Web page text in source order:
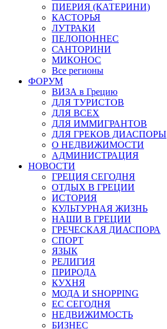
ПИЕРИЯ (КАТЕРИНИ)
КАСТОРЬЯ
ЛУТРАКИ
ПЕЛОПОННЕС
САНТОРИНИ
МИКОНОС
Все регионы
ФОРУМ
ВИЗА в Грецию
ДЛЯ ТУРИСТОВ
ДЛЯ ВСЕХ
ДЛЯ ИММИГРАНТОВ
ДЛЯ ГРЕКОВ ДИАСПОРЫ
О НЕДВИЖИМОСТИ
АДМИНИСТРАЦИЯ
НОВОСТИ
ГРЕЦИЯ СЕГОДНЯ
ОТДЫХ В ГРЕЦИИ
ИСТОРИЯ
КУЛЬТУРНАЯ ЖИЗНЬ
НАШИ В ГРЕЦИИ
ГРЕЧЕСКАЯ ДИАСПОРА
СПОРТ
ЯЗЫК
РЕЛИГИЯ
ПРИРОДА
КУХНЯ
МОДА И SHOPPING
ЕС СЕГОДНЯ
НЕДВИЖИМОСТЬ
БИЗНЕС